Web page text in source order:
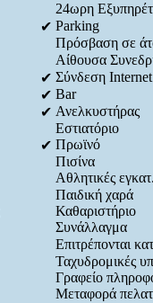
24ωρη
✔ Parking
Πρόσβαση σε
Αίθουσα
✔ Σύνδεση Internet
✔ Bar
✔ Ανελκυστήρας
Εστιατόριο
✔ Πρωϊνό
Πισίνα
Αθλητικές
Παιδική χαρά
Καθαριστήριο
Συνάλλαγμα
Επιτρέπονται
Ταχυδρομικές
Γραφείο
Μεταφορά